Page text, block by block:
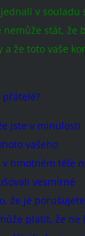
v
nemůže stát, že
a že toto vaše
přátelé?
jste v minulosti
vašeho
hmotném těle
i vesmírné
že je porušujete
platit, že ne